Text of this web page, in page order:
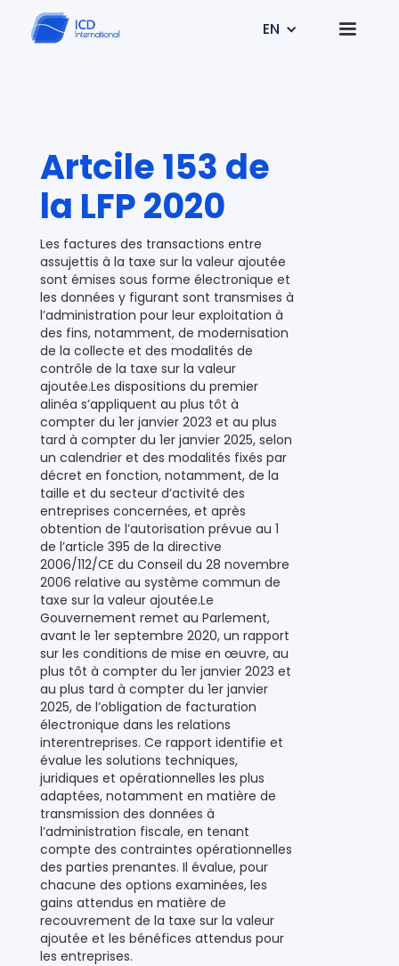
EN
Artcile 153 de
la LFP 2020
Les factures des transactions entre
assujettis à la taxe sur la valeur ajoutée
sont émises sous forme électronique et
les données y figurant sont transmises à
l’administration pour leur exploitation à
des fins, notamment, de modernisation
de la collecte et des modalités de
contrôle de la taxe sur la valeur
ajoutée.Les dispositions du premier
alinéa s’appliquent au plus tôt à
compter du 1er janvier 2023 et au plus
tard à compter du 1er janvier 2025, selon
un calendrier et des modalités fixés par
décret en fonction, notamment, de la
taille et du secteur d’activité des
entreprises concernées, et après
obtention de l’autorisation prévue au 1
de l’article 395 de la directive
2006/112/CE du Conseil du 28 novembre
2006 relative au système commun de
taxe sur la valeur ajoutée.Le
Gouvernement remet au Parlement,
avant le 1er septembre 2020, un rapport
sur les conditions de mise en œuvre, au
plus tôt à compter du 1er janvier 2023 et
au plus tard à compter du 1er janvier
2025, de l’obligation de facturation
électronique dans les relations
interentreprises. Ce rapport identifie et
évalue les solutions techniques,
juridiques et opérationnelles les plus
adaptées, notamment en matière de
transmission des données à
l’administration fiscale, en tenant
compte des contraintes opérationnelles
des parties prenantes. Il évalue, pour
chacune des options examinées, les
gains attendus en matière de
recouvrement de la taxe sur la valeur
ajoutée et les bénéfices attendus pour
les entreprises.